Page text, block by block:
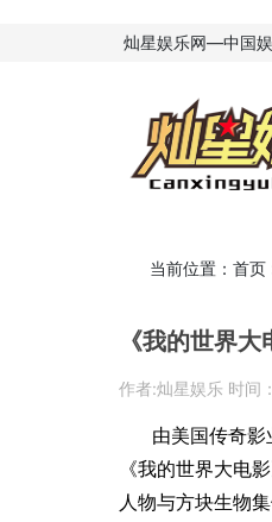
灿星娱乐网—中国
当前位置： 首页
《我的世界
作者:灿星娱乐 时
由美国传奇
《我的世界大电
人物与方块生物